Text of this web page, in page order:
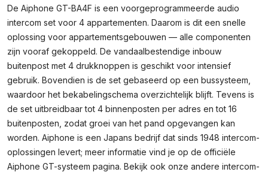
Appartementen
Aantal
De Aiphone GT-BA4F is een voorgeprogrammeerde audio
intercom set voor 4 appartementen. Daarom is dit een snelle
oplossing voor appartementsgebouwen — alle componenten
zijn vooraf gekoppeld. De vandaalbestendige inbouw
buitenpost met 4 drukknoppen is geschikt voor intensief
gebruik. Bovendien is de set gebaseerd op een bussysteem,
waardoor het bekabelingschema overzichtelijk blijft. Tevens is
de set uitbreidbaar tot 4 binnenposten per adres en tot 16
buitenposten, zodat groei van het pand opgevangen kan
worden. Aiphone is een Japans bedrijf dat sinds 1948 intercom-
oplossingen levert; meer informatie vind je op de officiële
Aiphone GT-systeem pagina. Bekijk ook onze andere intercom-